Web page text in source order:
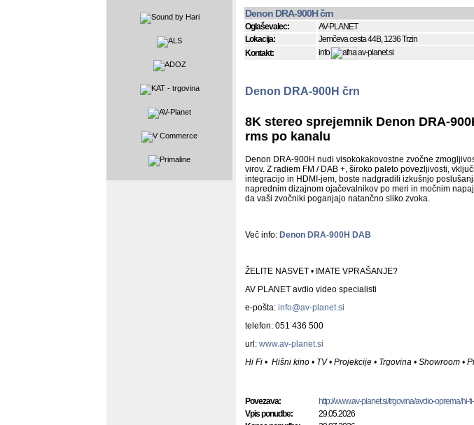
Denon DRA-900H črn
Oglaševalec: AV-PLANET
Lokacija:
Jemčeva cesta 44B, 1236 Trzin
Kontakt:
info av-planet.si
Denon DRA-900H črn
8K stereo sprejemnik Denon DRA-
rms po kanalu
Denon DRA-900H nudi visokokakovostne zvočne
virov. Z radiem FM / DAB +, široko paleto povezljivosti,
integracijo in HDMI-jem, boste nadgradili izkušnjo
naprednim dizajnom ojačevalnikov po meri in močnim
da vaši zvočniki poganjajo natančno sliko zvoka.
Več info: Denon DRA-900H DAB
ŽELITE NASVET • IMATE VPRAŠANJE?
AV PLANET avdio video specialisti
e-pošta: info@av-planet.si
telefon: 051 436 500
url: www.av-planet.si
Hi Fi • Hišni kino • TV • Projekcije • Trgovina • Showroom •
Povezava:
http://www.av-planet.si/trgovina/avdio-oprema/
Vpis ponudbe:
29.05.2026